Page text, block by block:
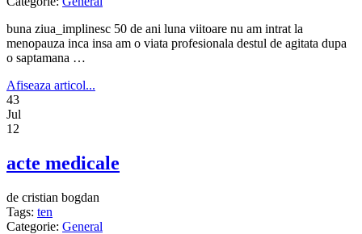
buna ziua_implinesc 50 de ani luna viitoare nu am intrat la
menopauza inca insa am o viata profesionala destul de agitata dupa
o saptamana …
Afiseaza articol...
43
Jul
12
acte medicale
de cristian bogdan
Tags: ten
Categorie: General